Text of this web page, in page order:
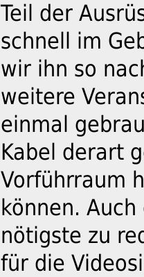
Teil der
schnell im
wir ihn so
weitere
einmal
Kabel derart
Vorführraum
können.
nötigste zu
für die